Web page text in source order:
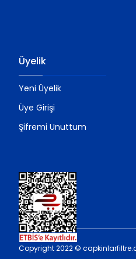
Üyelik
Yeni Üyelik
Üye Girişi
Şifremi Unuttum
Copyright 2022 ©